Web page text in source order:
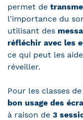
permet de
l'importance du
utilisant des
réfléchir avec les
ce qui peut les
réveiller.
Pour les classes de
bon usage des
à raison de 3